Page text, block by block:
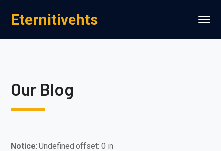
Eternitivehts
Our Blog
Notice: Undefined offset: 0 in